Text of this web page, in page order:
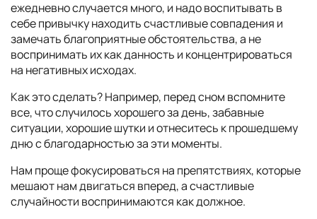
ежедневно случается много, и надо воспитывать в
себе привычку находить счастливые совпадения и
замечать благоприятные обстоятельства, а не
воспринимать их как данность и концентрироваться
на негативных исходах.
Как это сделать? Например, перед сном вспомните
все, что случилось хорошего за день, забавные
ситуации, хорошие шутки и отнеситесь к прошедшему
дню с благодарностью за эти моменты.
Нам проще фокусироваться на препятствиях, которые
мешают нам двигаться вперед, а счастливые
случайности воспринимаются как должное.